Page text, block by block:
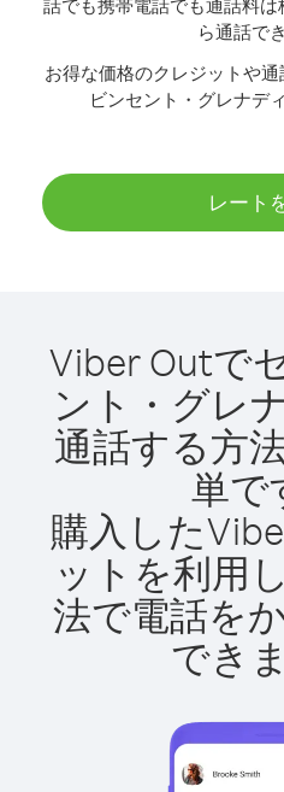
話でも携帯電話でも通話料
ら通話で
お得な価格のクレジットや
ビンセント・グレナデ
レート
Viber Outで
ント・グレ
通話する方
単で
購入した
ットを利用
法で電話を
でき